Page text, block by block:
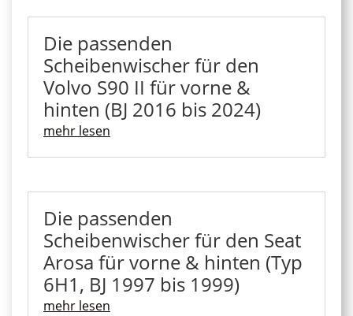
Die passenden
Scheibenwischer für den
Volvo S90 II für vorne &
hinten (BJ 2016 bis 2024)
mehr lesen
Die passenden
Scheibenwischer für den Seat
Arosa für vorne & hinten (Typ
6H1, BJ 1997 bis 1999)
mehr lesen